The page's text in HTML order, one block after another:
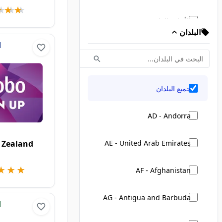
الأزياء والملابس
السفر والفنادق والتنقّل
البلدان
جميع البلدان
AD - Andorra
AE - United Arab Emirates
AF - Afghanistan
AG - Antigua and Barbuda